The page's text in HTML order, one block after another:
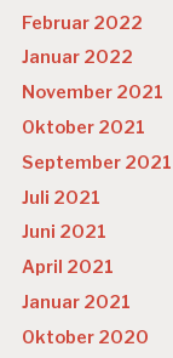
Februar 2022
Januar 2022
November 2021
Oktober 2021
September 2021
Juli 2021
Juni 2021
April 2021
Januar 2021
Oktober 2020